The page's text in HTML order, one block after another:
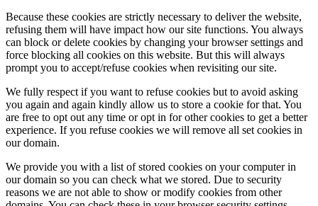
Because these cookies are strictly necessary to deliver the website,
refusing them will have impact how our site functions. You always
can block or delete cookies by changing your browser settings and
force blocking all cookies on this website. But this will always
prompt you to accept/refuse cookies when revisiting our site.
We fully respect if you want to refuse cookies but to avoid asking
you again and again kindly allow us to store a cookie for that. You
are free to opt out any time or opt in for other cookies to get a better
experience. If you refuse cookies we will remove all set cookies in
our domain.
We provide you with a list of stored cookies on your computer in
our domain so you can check what we stored. Due to security
reasons we are not able to show or modify cookies from other